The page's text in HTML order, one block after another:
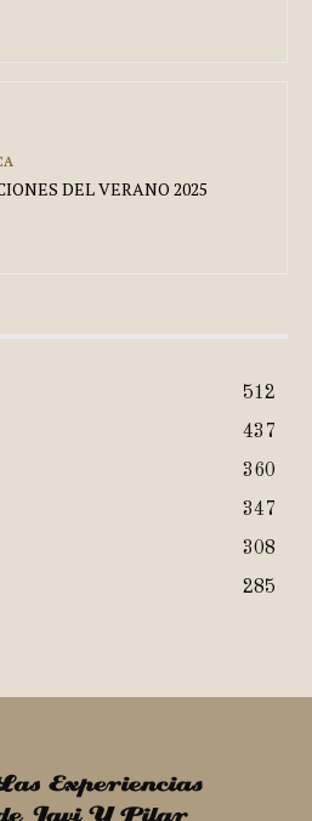
DEL VERANO 2025
512
437
360
347
308
285